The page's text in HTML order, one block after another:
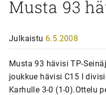
Musta 93
Julkaistu 6.5.2008
Musta 93 hävisi TP-
joukkue hävisi C15 I
Karhulle 3-0 (1-0).Ottelu